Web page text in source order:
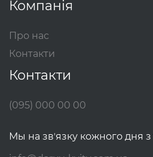
Компанія
Про нас
Контакти
Контакти
(095) 000 00 00
Мы на звʼязку кожного дня з